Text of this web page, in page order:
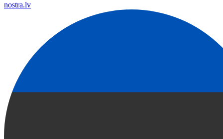
nostra.lv